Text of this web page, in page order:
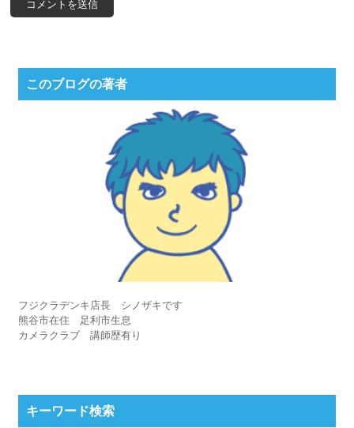
このブログの著者
フジクラデンキ店長 シノザキです
熊谷市在住 足利市生息
カメラクラブ 講師歴有り
キーワード検索